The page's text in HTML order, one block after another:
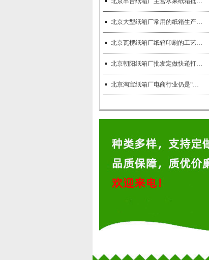
北京大型纸箱厂常用的纸箱生产设备有哪些？
北京瓦楞纸箱厂纸箱印刷的工艺有哪些？
北京朝阳纸箱厂批发定做快递打包纸箱
北京淘宝纸箱厂电商行业仍是“一箱难求”